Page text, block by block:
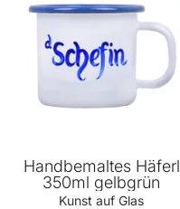
Handbemaltes Häferl
350ml gelbgrün
Kunst auf Glas